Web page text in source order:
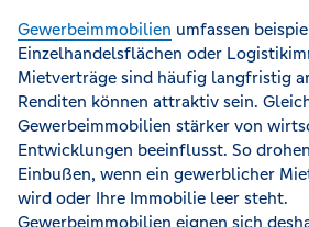
Gewerbeimmobilien umfassen
Einzelhandelsflächen oder
Mietverträge sind häufig langfristig
Renditen können attraktiv sein.
Gewerbeimmobilien stärker von
Entwicklungen beeinflusst. So
Einbußen, wenn ein gewerblicher
wird oder Ihre Immobilie leer steht.
Gewerbeimmobilien eignen sich